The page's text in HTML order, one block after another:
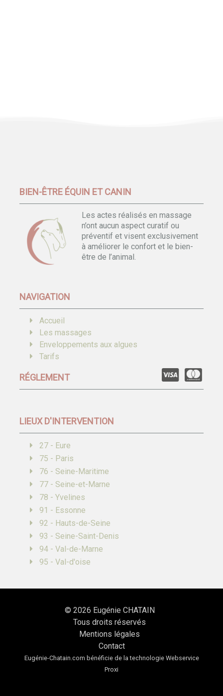
BIEN-ÊTRE ÉQUIN ET CANIN
Les actes réalisés en massage
n’ont aucun aspect curatif ou
préventif et visent exclusivement
à améliorer le confort et le bien-
être de l’animal.
NAVIGATION
Accueil
Les massages
Enveloppements aux algues
Tarifs
RÉGLEMENT
LIEUX D'INTERVENTION
27 - Eure
75 - Paris
76 - Seine-Maritime
77 - Seine-et-Marne
78 - Yvelines
91 - Essonne
92 - Hauts-de-Seine
93 - Seine-Saint-Denis
94 - Val-de-Marne
95 - Val-d'oise
© 2026 Eugénie CHATAIN
Tous droits réservés
Mentions légales
Contact
Eugénie-Chatain.com bénéficie de la technologie Webservice
Proxi